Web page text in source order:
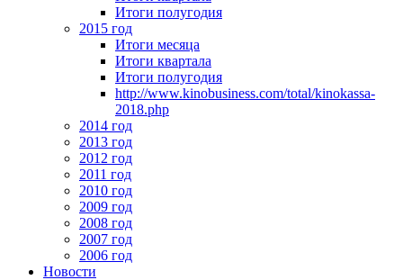
Итоги полугодия
2015 год
Итоги месяца
Итоги квартала
Итоги полугодия
http://www.kinobusiness.com/total/kinokassa-
2018.php
2014 год
2013 год
2012 год
2011 год
2010 год
2009 год
2008 год
2007 год
2006 год
Новости